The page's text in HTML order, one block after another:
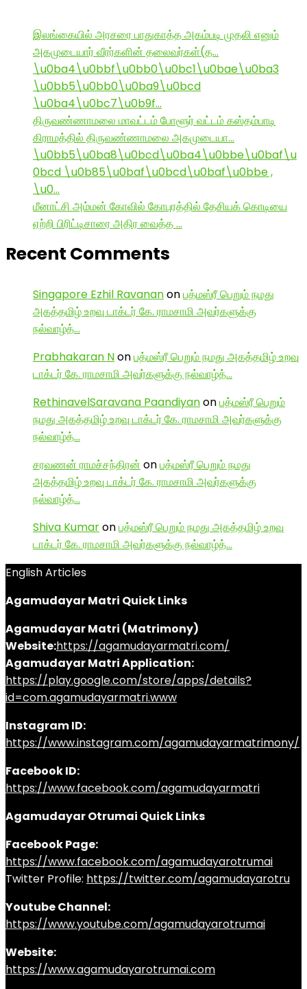
இலங்கையில் அரசரை பாதுகாத்த அகம்படி முதலி எனும்
அகமுடையார் வீரர்களின் தலைவர்கள்(த…
\u0ba4\u0bbf\u0bb0\u0bc1\u0bae\u0ba3
\u0bb5\u0bb0\u0ba9\u0bcd
\u0ba4\u0bc7\u0b9f…
திருவண்ணாமலை மாவட்டம் போளூர் வட்டம் கஸ்தம்பாடி
கிராமத்தில் திருவண்ணாமலை அகமுடையா…
\u0bb5\u0ba8\u0bcd\u0ba4\u0bbe\u0baf\u
0bcd \u0b85\u0baf\u0bcd\u0baf\u0bbe ,
\u0…
மீனாட்சி அம்மன் கோவில் கோபுரத்தில் தேசியக் கொடியை
ஏற்றி பிரிட்டிசாரை அதிர வைத்த …
Recent Comments
Singapore Ezhil Ravananonபத்மஸ்ரீ பெறும் நமது
அகத்தமிழ் உறவு டாக்டர் கே. ராமசாமி அவர்களுக்கு
நல்வாழ்த்…
Prabhakaran Nonபத்மஸ்ரீ பெறும் நமது அகத்தமிழ் உறவு
டாக்டர் கே. ராமசாமி அவர்களுக்கு நல்வாழ்த்…
RethinavelSaravana Paandiyanonபத்மஸ்ரீ பெறும்
நமது அகத்தமிழ் உறவு டாக்டர் கே. ராமசாமி அவர்களுக்கு
நல்வாழ்த்…
சரவணன் ராமச்சந்திரன் onபத்மஸ்ரீ பெறும் நமது
அகத்தமிழ் உறவு டாக்டர் கே. ராமசாமி அவர்களுக்கு
நல்வாழ்த்…
Shiva Kumaronபத்மஸ்ரீ பெறும் நமது அகத்தமிழ் உறவு
டாக்டர் கே. ராமசாமி அவர்களுக்கு நல்வாழ்த்…
English Articles
Agamudayar Matri Quick Links
Agamudayar Matri (Matrimony)
Website:https://agamudayarmatri.com/
Agamudayar Matri Application:
https://play.google.com/store/apps/details?
id=com.agamudayarmatri.www
Instagram ID:
https://www.instagram.com/agamudayarmatrimony/
Facebook ID:
https://www.facebook.com/agamudayarmatri
Agamudayar Otrumai Quick Links
Facebook Page:
https://www.facebook.com/agamudayarotrumai
Twitter Profile: https://twitter.com/agamudayarotru
Youtube Channel:
https://www.youtube.com/agamudayarotrumai
Website:
https://www.agamudayarotrumai.com